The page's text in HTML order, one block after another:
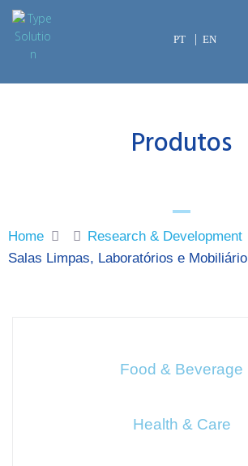
PT EN
Produtos
Home
Research & Development
Salas Limpas, Laboratórios e Mobiliário
Food & Beverage
Health & Care